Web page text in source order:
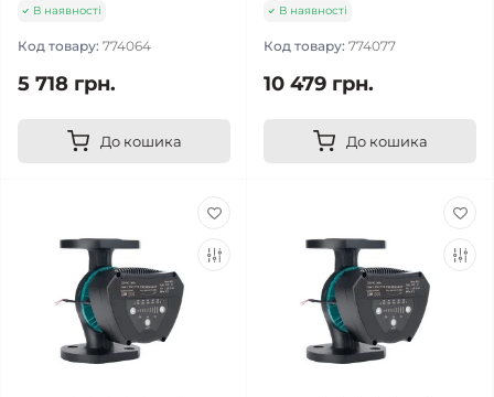
В наявності
Код товару: 774064
5 718 грн.
До кошика
В наявності
Код товару: 774077
10 479 грн.
До кошика